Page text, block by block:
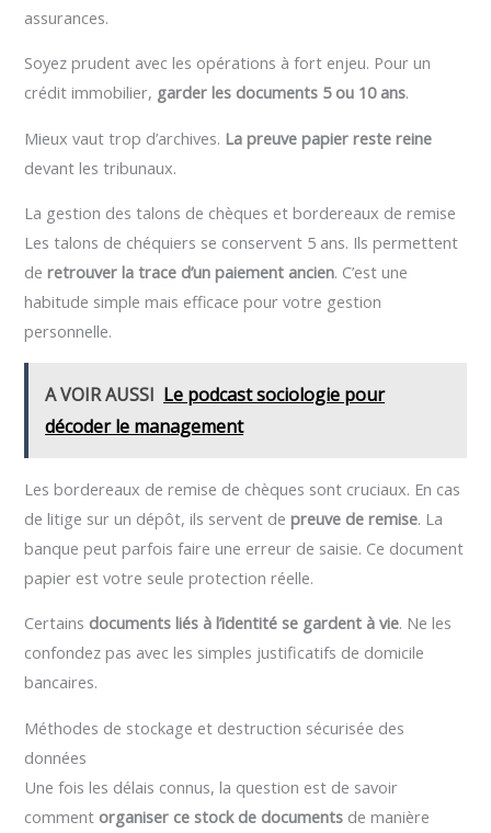
assurances.
Soyez prudent avec les opérations à fort enjeu. Pour un
crédit immobilier, garder les documents 5 ou 10 ans.
Mieux vaut trop d’archives. La preuve papier reste reine
devant les tribunaux.
La gestion des talons de chèques et bordereaux de remise
Les talons de chéquiers se conservent 5 ans. Ils permettent
deretrouver la trace d’un paiement ancien. C’est une
habitude simple mais efficace pour votre gestion
personnelle.
A VOIR AUSSI Le podcast sociologie pour
décoder le management
Les bordereaux de remise de chèques sont cruciaux. En cas
de litige sur un dépôt, ils servent depreuve de remise. La
banque peut parfois faire une erreur de saisie. Ce document
papier est votre seule protection réelle.
Certains documents liés à l’identité se gardent à vie. Ne les
confondez pas avec les simples justificatifs de domicile
bancaires.
Méthodes de stockage et destruction sécurisée des
données
Une fois les délais connus, la question est de savoir
comment organiser ce stock de documents de manière